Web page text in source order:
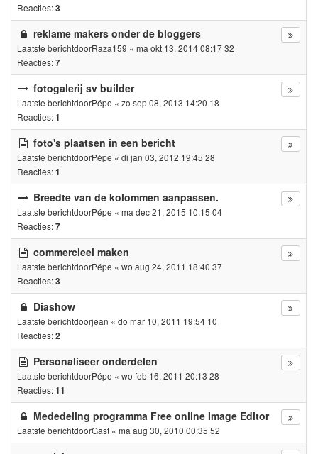
Reacties:3
reklame makers onder de bloggers
Laatste berichtdoorRaza159 « ma okt 13, 2014 08:17 32
Reacties:7
fotogalerij sv builder
Laatste berichtdoorPépe « zo sep 08, 2013 14:20 18
Reacties:1
foto's plaatsen in een bericht
Laatste berichtdoorPépe « di jan 03, 2012 19:45 28
Reacties:1
Breedte van de kolommen aanpassen.
Laatste berichtdoorPépe « ma dec 21, 2015 10:15 04
Reacties:7
commercieel maken
Laatste berichtdoorPépe « wo aug 24, 2011 18:40 37
Reacties:3
Diashow
Laatste berichtdoorjean « do mar 10, 2011 19:54 10
Reacties:2
Personaliseer onderdelen
Laatste berichtdoorPépe « wo feb 16, 2011 20:13 28
Reacties:11
Mededeling programma Free online Image Editor
Laatste berichtdoorGast « ma aug 30, 2010 00:35 52